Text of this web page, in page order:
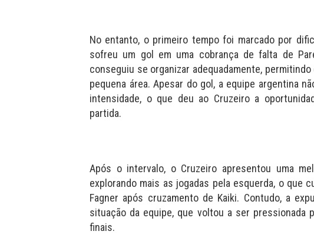
No entanto, o primeiro tempo foi marcado por
sofreu um gol em uma cobrança de falta de
conseguiu se organizar adequadamente,
pequena área. Apesar do gol, a equipe argentina
intensidade, o que deu ao Cruzeiro a
partida.
Após o intervalo, o Cruzeiro apresentou uma
explorando mais as jogadas pela esquerda, o que
Fagner após cruzamento de Kaiki. Contudo, a
situação da equipe, que voltou a ser pressionada
finais.